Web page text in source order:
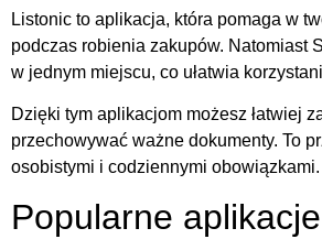
Listonic to aplikacja, która pomaga w
podczas robienia zakupów. Natomiast
w jednym miejscu, co ułatwia
Dzięki tym aplikacjom możesz łatwiej
przechowywać ważne dokumenty. To
osobistymi i codziennymi obowiązkami.
Popularne aplikacje